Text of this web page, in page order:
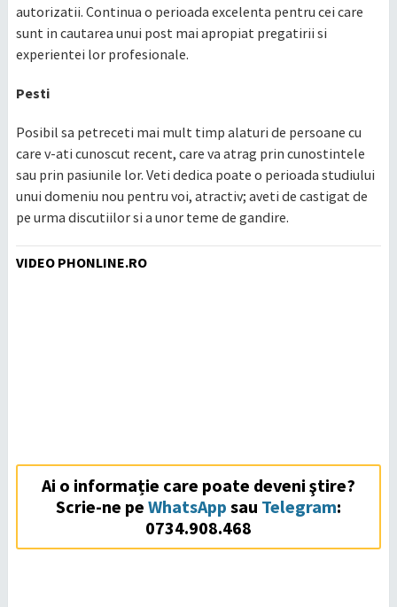
autorizatii. Continua o perioada excelenta pentru cei care
sunt in cautarea unui post mai apropiat pregatirii si
experientei lor profesionale.
Pesti
Posibil sa petreceti mai mult timp alaturi de persoane cu
care v-ati cunoscut recent, care va atrag prin cunostintele
sau prin pasiunile lor. Veti dedica poate o perioada studiului
unui domeniu nou pentru voi, atractiv; aveti de castigat de
pe urma discutiilor si a unor teme de gandire.
VIDEO PHONLINE.RO
Ai o informație care poate deveni ştire?
Scrie-ne pe WhatsApp sau Telegram:
0734.908.468